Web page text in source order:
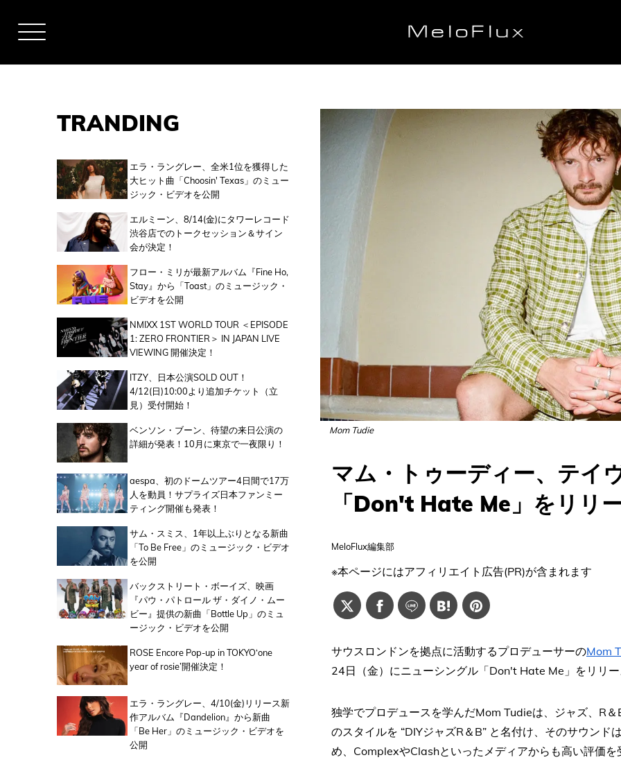
Mom Tudie
マム・トゥーディー、テイ
「Don't Hate Me」をリリ
MeloFlux編集部
※本ページにはアフィリエイト広告(PR)が含まれます
サウスロンドンを拠点に活動するプロデューサーのMom
24日（金）にニューシングル「Don't Hate Me」をリリ
独学でプロデュースを学んだMom Tudieは、ジャズ、R
のスタイルを “DIYジャズR＆B” と名付け、そのサウン
め、ComplexやClashといったメディアからも高い評価
TRANDING
エラ・ラングレー、全米1位を獲得した
大ヒット曲「Choosin' Texas」のミュー
ジック・ビデオを公開
エルミーン、8/14(金)にタワーレコード
渋谷店でのトークセッション＆サイン
会が決定！
フロー・ミリが最新アルバム『Fine Ho,
Stay』から「Toast」のミュージック・
ビデオを公開
NMIXX 1ST WORLD TOUR ＜EPISODE
1: ZERO FRONTIER＞ IN JAPAN LIVE
VIEWING 開催決定！
ITZY、日本公演SOLD OUT！
4/12(日)10:00より追加チケット（立
見）受付開始！
ベンソン・ブーン、待望の来日公演の
詳細が発表！10月に東京で一夜限り！
aespa、初のドームツアー4日間で17万
人を動員！サプライズ日本ファンミー
ティング開催も発表！
サム・スミス、1年以上ぶりとなる新曲
「To Be Free」のミュージック・ビデオ
を公開
バックストリート・ボーイズ、映画
『パウ・パトロール ザ・ダイノ・ムー
ビー』提供の新曲「Bottle Up」のミュ
ージック・ビデオを公開
ROSE Encore Pop-up in TOKYO‘one
year of rosie’開催決定！
エラ・ラングレー、4/10(金)リリース新
作アルバム『Dandelion』から新曲
「Be Her」のミュージック・ビデオを
公開